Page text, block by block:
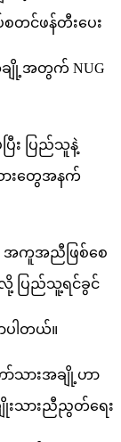
တင်ဖန်တီးပေး
ျို့အတွက် NUG
ြီး ပြည်သူနဲ့
ားတွေအနက်
ကူအညီဖြစ်စေ
ပြည်သူ့ရင်ခွင်
ပါတယ်။
ာ်သားအချို့ဟာ
သားညီညွတ်ရေး